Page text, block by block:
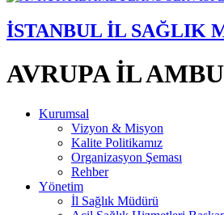
İSTANBUL İL SAĞLIK
AVRUPA İL
Kurumsal
Vizyon & Misyon
Kalite Politikamız
Organizasyon Şeması
Rehber
Yönetim
İl Sağlık Müdürü